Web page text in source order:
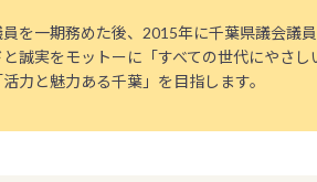
を一期務めた後、2015年に千葉県議会議
誠実をモットーに「すべての世代にやさ
力と魅力ある千葉」を目指します。